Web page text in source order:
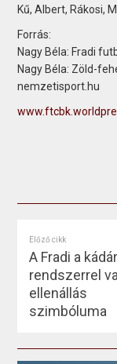
Kű, Albert, Rákosi,
Forrás:
Nagy Béla: Fradi
Nagy Béla: Zöld-
nemzetisport.hu
Előző cikk
A Fradi a
rendszerrel
ellenállás
szimbóluma